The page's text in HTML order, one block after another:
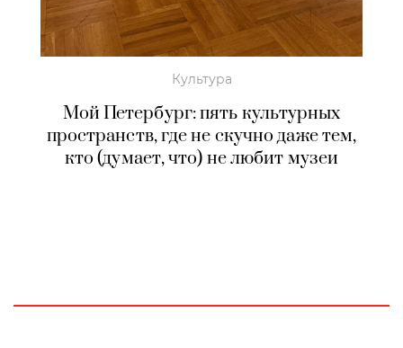
Культура
Мой Петербург: пять культурных
пространств, где не скучно даже тем,
кто (думает, что) не любит музеи